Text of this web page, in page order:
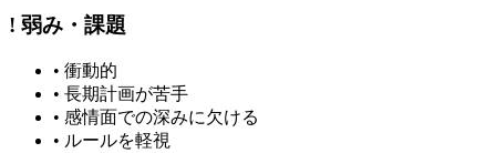
! 弱み・課題
• 衝動的
• 長期計画が苦手
• 感情面での深みに欠ける
• ルールを軽視